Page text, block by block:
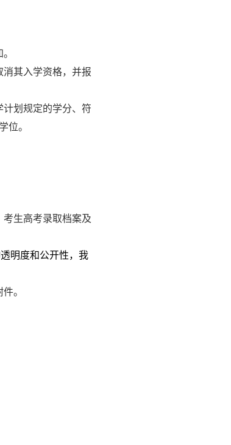
其入学资格，并报
划规定的学分、符
位。
生高考录取档案及
明度和公开性，我
。